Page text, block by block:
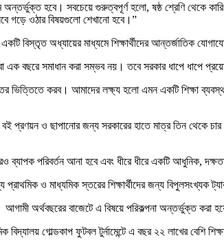
হবে। সবচেয়ে গুরুত্বপূর্ণ হলো, ষষ্ঠ শ্রেণি থেকে
গড়ে ওঠার বিষয়গুলো শেখানো হবে।”
বিস্তৃত অধ্যায়ের মাধ্যমে শিক্ষার্থীদের আন্তর্জাতিক
এক বছরে সমাধান করা সম্ভব নয়। তবে সরকার ধাপে ধাপে
ভিত্তিতে করব। আমাদের লক্ষ্য হলো এমন একটি শিক্ষা
প্রণয়ন ও ছাপানোর জন্য সরকারের হাতে মাত্র তিন থেকে
পরিবর্তন আনা হবে এবং ধীরে ধীরে একটি আধুনিক,
ও মাধ্যমিক স্তরের শিক্ষার্থীদের জন্য বিপুলসংখ্যক
অর্থবছরের বাজেটে এ বিষয়ে পরিকল্পনা অন্তর্ভুক্ত করা
গোল্ডকাপ ফুটবল টুর্নামেন্টে এ বছর ২২ লাখের বেশি